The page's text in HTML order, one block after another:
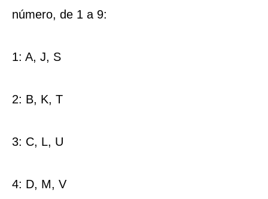
número, de 1 a 9:
1: A, J, S
2: B, K, T
3: C, L, U
4: D, M, V